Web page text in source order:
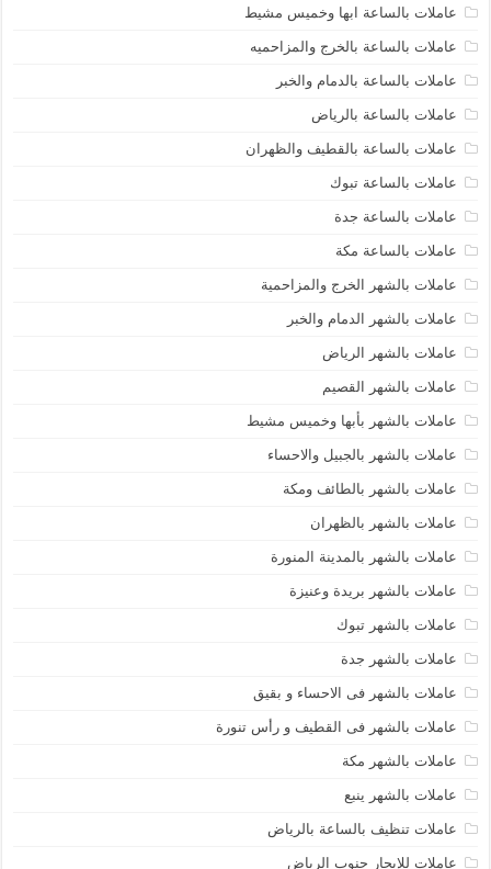
عاملات بالساعة ابها وخميس مشيط
عاملات بالساعة بالخرج والمزاحميه
عاملات بالساعة بالدمام والخبر
عاملات بالساعة بالرياض
عاملات بالساعة بالقطيف والظهران
عاملات بالساعة تبوك
عاملات بالساعة جدة
عاملات بالساعة مكة
عاملات بالشهر الخرج والمزاحمية
عاملات بالشهر الدمام والخبر
عاملات بالشهر الرياض
عاملات بالشهر القصيم
عاملات بالشهر بأبها وخميس مشيط
عاملات بالشهر بالجبيل والاحساء
عاملات بالشهر بالطائف ومكة
عاملات بالشهر بالظهران
عاملات بالشهر بالمدينة المنورة
عاملات بالشهر بريدة وعنيزة
عاملات بالشهر تبوك
عاملات بالشهر جدة
عاملات بالشهر فى الاحساء و بقيق
عاملات بالشهر فى القطيف و رأس تنورة
عاملات بالشهر مكة
عاملات بالشهر ينبع
عاملات تنظيف بالساعة بالرياض
عاملات للإيجار جنوب الرياض